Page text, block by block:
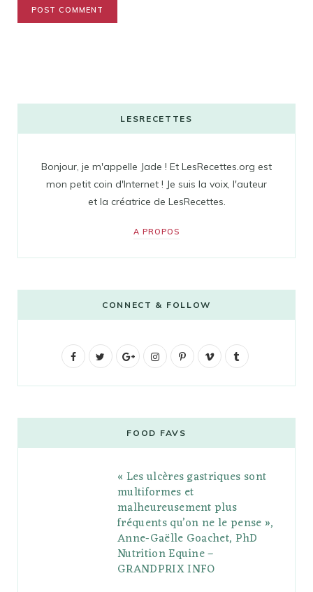
LESRECETTES
Bonjour, je m'appelle Jade ! Et LesRecettes.org est
mon petit coin d'Internet ! Je suis la voix, l'auteur
et la créatrice de LesRecettes.
A PROPOS
CONNECT & FOLLOW
F
b
t
G
g
l
e
P
l
s
I
t
a
g
r
a
m
P
e
r
e
s
V
o
l
r
FOOD FAVS
« Les ulcères gastriques sont
multiformes et
malheureusement plus
fréquents qu’on ne le pense »,
Anne-Gaëlle Goachet, PhD
Nutrition Equine –
GRANDPRIX INFO